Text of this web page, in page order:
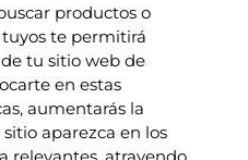
productos o
tuyos te permitirá
tu sitio web de
en estas
aumentarás la
aparezca en los